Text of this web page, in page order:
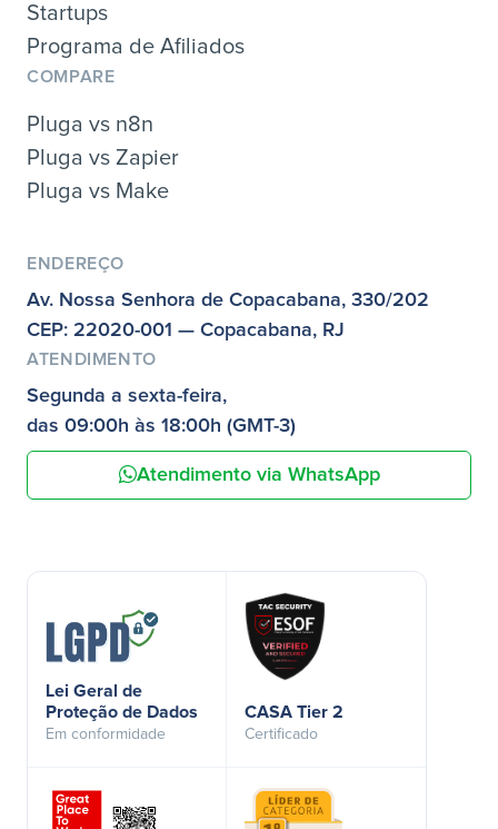
Startups
Programa de Afiliados
COMPARE
Pluga vs n8n
Pluga vs Zapier
Pluga vs Make
ENDEREÇO
Av. Nossa Senhora de Copacabana, 330/202
CEP: 22020-001 — Copacabana, RJ
ATENDIMENTO
Segunda a sexta-feira,
das 09:00h às 18:00h (GMT-3)
Atendimento via WhatsApp
Lei Geral de
Proteção de Dados
Em conformidade
CASA Tier 2
Certificado